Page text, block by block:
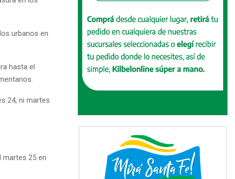
urbanos en
hasta el
24, ni martes
martes 25 en